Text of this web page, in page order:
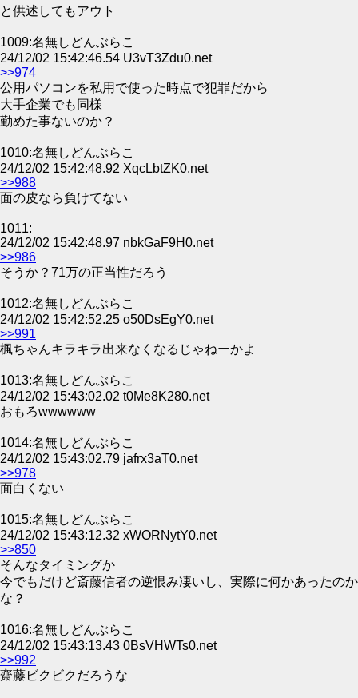
と供述してもアウト
1009:名無しどんぶらこ
24/12/02 15:42:46.54 U3vT3Zdu0.net
>>974
公用パソコンを私用で使った時点で犯罪だから
大手企業でも同様
勤めた事ないのか？
1010:名無しどんぶらこ
24/12/02 15:42:48.92 XqcLbtZK0.net
>>988
面の皮なら負けてない
1011:
24/12/02 15:42:48.97 nbkGaF9H0.net
>>986
そうか？71万の正当性だろう
1012:名無しどんぶらこ
24/12/02 15:42:52.25 o50DsEgY0.net
>>991
楓ちゃんキラキラ出来なくなるじゃねーかよ
1013:名無しどんぶらこ
24/12/02 15:43:02.02 t0Me8K280.net
おもろwwwwww
1014:名無しどんぶらこ
24/12/02 15:43:02.79 jafrx3aT0.net
>>978
面白くない
1015:名無しどんぶらこ
24/12/02 15:43:12.32 xWORNytY0.net
>>850
そんなタイミングか
今でもだけど斎藤信者の逆恨み凄いし、実際に何かあったのか
な？
1016:名無しどんぶらこ
24/12/02 15:43:13.43 0BsVHWTs0.net
>>992
齋藤ビクビクだろうな